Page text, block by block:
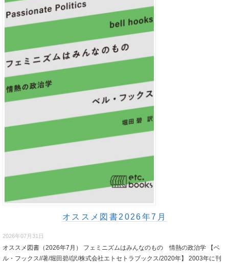
オススメ図書2026年7月
2026年07月31日
オススメ図書（2026年7月） フェミニズムはみんなのもの 情熱の政治学 【ベ
ル・フックス//著/堀田碧//訳/株式会社エトセトラブックス/2020年】 2003年に刊